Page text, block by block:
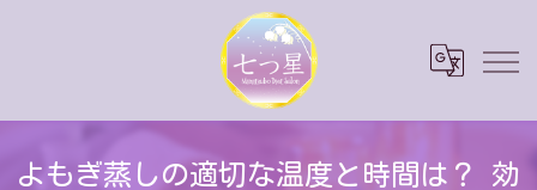
よもぎ蒸しの適切な温度と時間は？ 効